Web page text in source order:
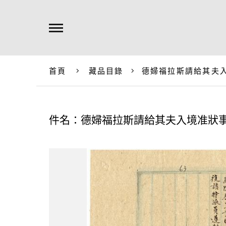
首頁 藏品目錄 德婦福拉斯請給其夫
件名：德婦福拉斯請給其夫入境准狀